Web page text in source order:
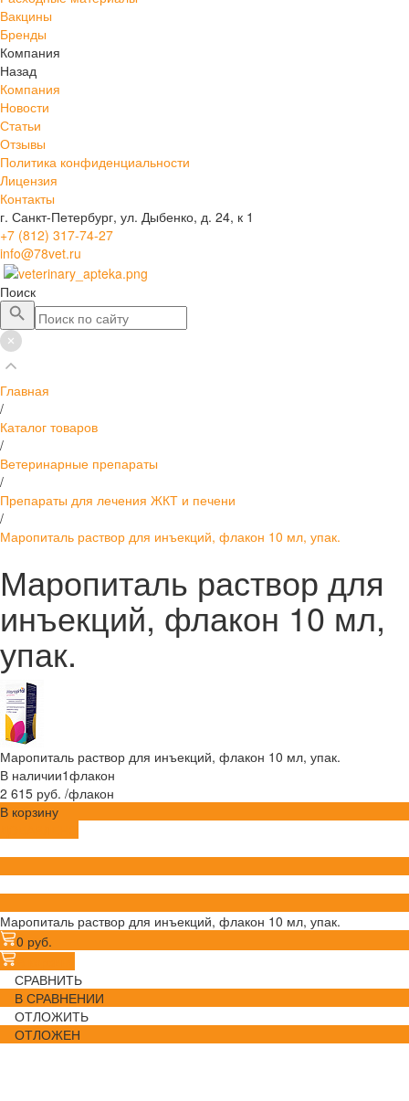
Вакцины
Бренды
Компания
Назад
Компания
Новости
Статьи
Отзывы
Политика конфиденциальности
Лицензия
Контакты
г. Санкт-Петербург, ул. Дыбенко, д. 24, к 1
+7 (812) 317-74-27
info@78vet.ru
Поиск
Главная
/
Каталог товаров
/
Ветеринарные препараты
/
Препараты для лечения ЖКТ и печени
/
Маропиталь раствор для инъекций, флакон 10 мл, упак.
Маропиталь раствор для
инъекций, флакон 10 мл,
упак.
Маропиталь раствор для инъекций, флакон 10 мл, упак.
В наличии1флакон
2 615 руб. /флакон
В корзину
Маропиталь раствор для инъекций, флакон 10 мл, упак.
0 руб.
СРАВНИТЬ
В СРАВНЕНИИ
ОТЛОЖИТЬ
ОТЛОЖЕН